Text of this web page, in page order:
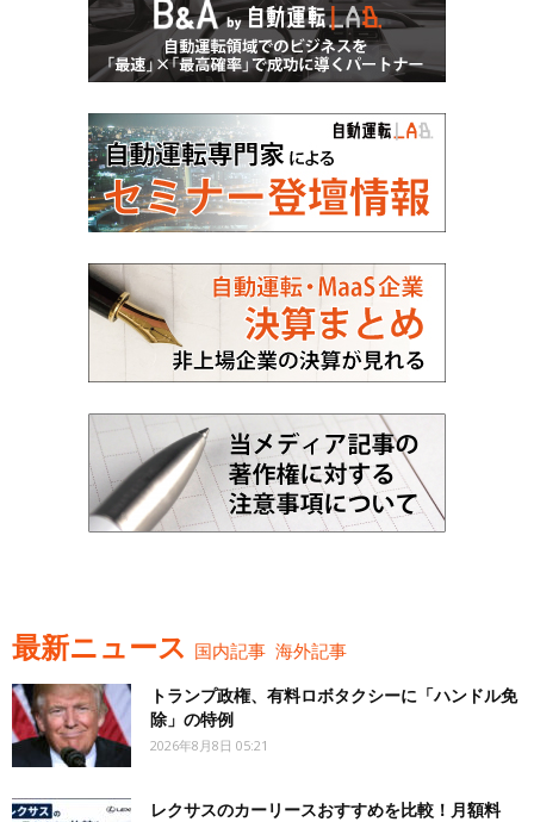
最新ニュース 国内記事 海外記事
トランプ政権、有料ロボタクシーに「ハンドル免
除」の特例
2026年8月8日 05:21
レクサスのカーリースおすすめを比較！月額料